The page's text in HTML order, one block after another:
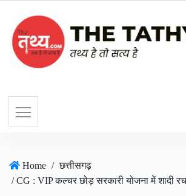
Home / छत्तीसगढ़